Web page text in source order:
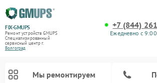
FIX-GMUPS
Ремонт устройств GMUPS
Специализированный
cервисный центр г.
Волгоград
+7 (844)
Ежедневно с
Мы ремонтируем